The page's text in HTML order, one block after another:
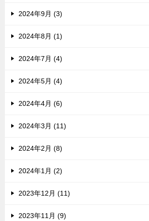
2024年9月 (3)
2024年8月 (1)
2024年7月 (4)
2024年5月 (4)
2024年4月 (6)
2024年3月 (11)
2024年2月 (8)
2024年1月 (2)
2023年12月 (11)
2023年11月 (9)